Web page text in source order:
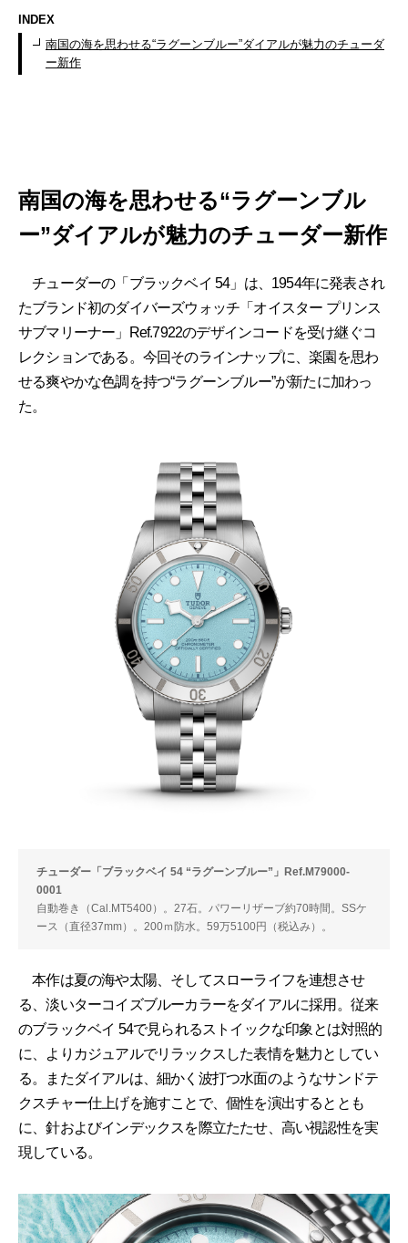
INDEX
南国の海を思わせる“ラグーンブルー”ダイアルが魅力のチューダ
ー新作
南国の海を思わせる“ラグーンブル
ー”ダイアルが魅力のチューダー新作
チューダーの「ブラックベイ 54」は、1954年に発表され
たブランド初のダイバーズウォッチ「オイスター プリンス
サブマリーナー」Ref.7922のデザインコードを受け継ぐコ
レクションである。今回そのラインナップに、楽園を思わ
せる爽やかな色調を持つ“ラグーンブルー”が新たに加わっ
た。
チューダー「ブラックベイ 54 “ラグーンブルー”」Ref.M79000-
0001
自動巻き（Cal.MT5400）。27石。パワーリザーブ約70時間。SSケ
ース（直径37mm）。200ｍ防水。59万5100円（税込み）。
本作は夏の海や太陽、そしてスローライフを連想させ
る、淡いターコイズブルーカラーをダイアルに採用。従来
のブラックベイ 54で見られるストイックな印象とは対照的
に、よりカジュアルでリラックスした表情を魅力としてい
る。またダイアルは、細かく波打つ水面のようなサンドテ
クスチャー仕上げを施すことで、個性を演出するととも
に、針およびインデックスを際立たたせ、高い視認性を実
現している。